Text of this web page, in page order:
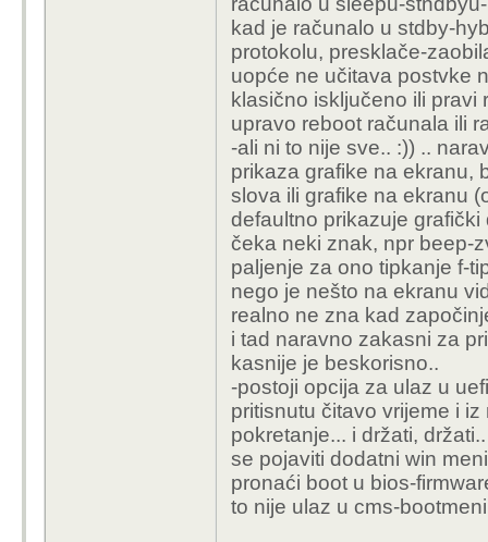
kad je računalo u stdby-
protokolu, presklače-
uopće ne učitava postvke
klasično isključeno ili
upravo reboot računala ili
-ali ni to nije sve.. :)) ..
prikaza grafike na ekranu,
slova ili grafike na ekranu
defaultno prikazuje
čeka neki znak, npr beep-
paljenje za ono tipkanje f-
nego je nešto na ekranu
realno ne zna kad
i tad naravno zakasni za
kasnije je beskorisno..
-postoji opcija za ulaz u
pritisnutu čitavo vrijeme i
pokretanje... i držati,
se pojaviti dodatni win
pronaći boot u bios-
to nije ulaz u cms-